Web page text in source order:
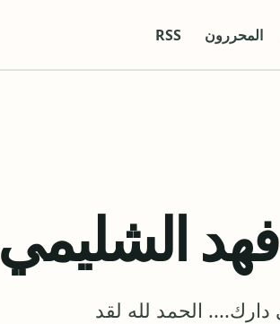
المحررون RSS
الشليمي
الحمد لله لقد